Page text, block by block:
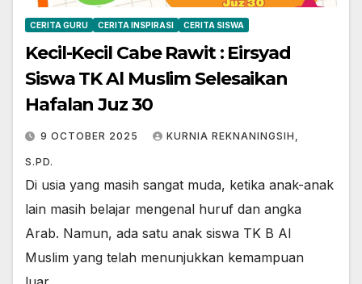
CERITA GURU CERITA INSPIRASI CERITA SISWA
Kecil-Kecil Cabe Rawit : Eirsyad
Siswa TK Al Muslim Selesaikan
Hafalan Juz 30
9 OCTOBER 2025 KURNIA REKNANINGSIH,
S.PD.
Di usia yang masih sangat muda, ketika anak-anak
lain masih belajar mengenal huruf dan angka
Arab. Namun, ada satu anak siswa TK B Al
Muslim yang telah menunjukkan kemampuan